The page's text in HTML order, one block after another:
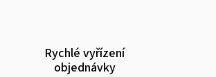
Rychlé vyřízení
objednávky